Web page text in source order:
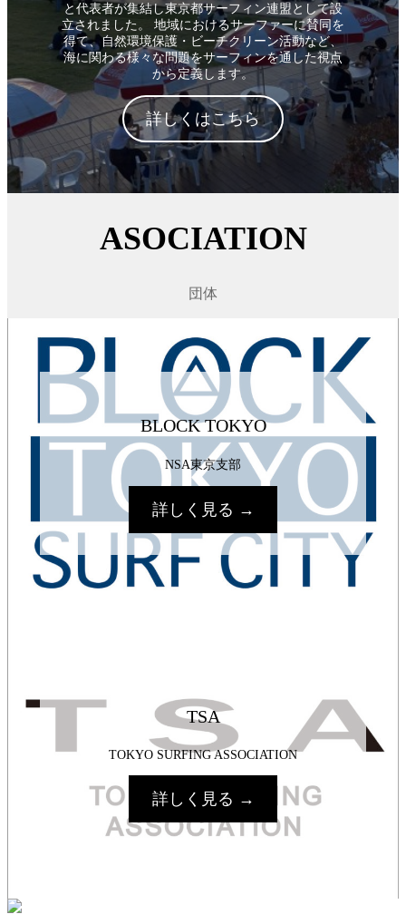
と代表者が集結し東京都サーフィン連盟として設
立されました。 地域におけるサーファーに賛同を
得て、自然環境保護・ビーチクリーン活動など、
海に関わる様々な問題をサーフィンを通した視点
から定義します。
詳しくはこちら
ASOCIATION
団体
BLOCK TOKYO
NSA東京支部
詳しく見る →
TSA
TOKYO SURFING ASSOCIATION
詳しく見る →